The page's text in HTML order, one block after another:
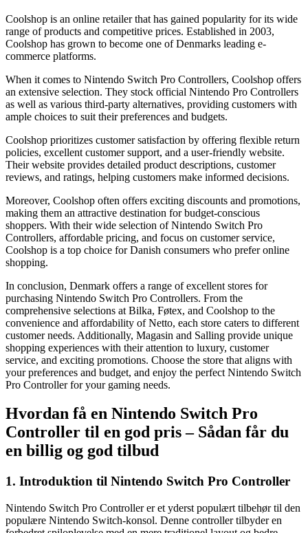
Coolshop is an online retailer that has gained popularity for its wide
range of products and competitive prices. Established in 2003,
Coolshop has grown to become one of Denmarks leading e-
commerce platforms.
When it comes to Nintendo Switch Pro Controllers, Coolshop offers
an extensive selection. They stock official Nintendo Pro Controllers
as well as various third-party alternatives, providing customers with
ample choices to suit their preferences and budgets.
Coolshop prioritizes customer satisfaction by offering flexible return
policies, excellent customer support, and a user-friendly website.
Their website provides detailed product descriptions, customer
reviews, and ratings, helping customers make informed decisions.
Moreover, Coolshop often offers exciting discounts and promotions,
making them an attractive destination for budget-conscious
shoppers. With their wide selection of Nintendo Switch Pro
Controllers, affordable pricing, and focus on customer service,
Coolshop is a top choice for Danish consumers who prefer online
shopping.
In conclusion, Denmark offers a range of excellent stores for
purchasing Nintendo Switch Pro Controllers. From the
comprehensive selections at Bilka, Føtex, and Coolshop to the
convenience and affordability of Netto, each store caters to different
customer needs. Additionally, Magasin and Salling provide unique
shopping experiences with their attention to luxury, customer
service, and exciting promotions. Choose the store that aligns with
your preferences and budget, and enjoy the perfect Nintendo Switch
Pro Controller for your gaming needs.
Hvordan få en Nintendo Switch Pro
Controller til en god pris – Sådan får du
en billig og god tilbud
1. Introduktion til Nintendo Switch Pro Controller
Nintendo Switch Pro Controller er et yderst populært tilbehør til den
populære Nintendo Switch-konsol. Denne controller tilbyder en